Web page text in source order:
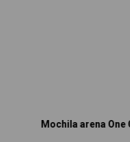
Mochila arena One